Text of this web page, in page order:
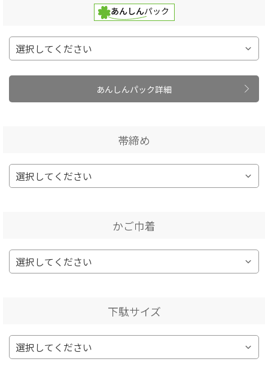
あんしんパック詳細
帯締め
かご巾着
下駄サイズ